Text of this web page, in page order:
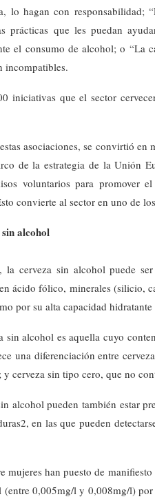
lo hagan con responsabilidad;
prácticas que les puedan
el consumo de alcohol; o “La
incompatibles.
iniciativas que el sector
asociaciones, se convirtió
de la estrategia de la Unión
voluntarios para promover
convierte al sector en uno de
alcohol
la cerveza sin alcohol puede
ácido fólico, minerales (silicio,
por su alta capacidad
sin alcohol es aquella cuyo
una diferenciación entre
cerveza sin tipo cero, que no
alcohol pueden también estar
en las que pueden
mujeres han puesto de
0,005mg/l y 0,008mg/l)